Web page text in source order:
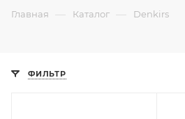
Главная — Каталог — Denkirs
ФИЛЬТР